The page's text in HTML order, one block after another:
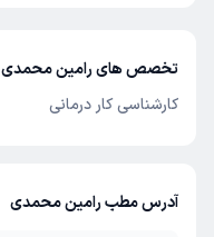
تخصص های رامین محمدی
کارشناسی کار درمانی
آدرس مطب رامین محمدی